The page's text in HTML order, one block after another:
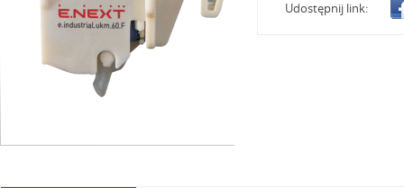
Udostępnij link: